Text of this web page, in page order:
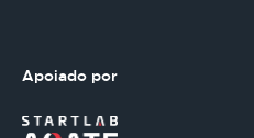
Apoiado por